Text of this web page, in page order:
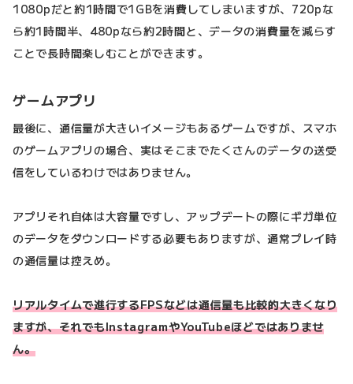
1080pだと約1時間で1GBを消費してしまいますが、720pな
ら約1時間半、480pなら約2時間と、データの消費量を減らす
ことで長時間楽しむことができます。
ゲームアプリ
最後に、通信量が大きいイメージもあるゲームですが、スマホ
のゲームアプリの場合、実はそこまでたくさんのデータの送受
信をしているわけではありません。
アプリそれ自体は大容量ですし、アップデートの際にギガ単位
のデータをダウンロードする必要もありますが、通常プレイ時
の通信量は控えめ。
リアルタイムで進行するFPSなどは通信量も比較的大きくなり
ますが、それでもInstagramやYouTubeほどではありませ
ん。